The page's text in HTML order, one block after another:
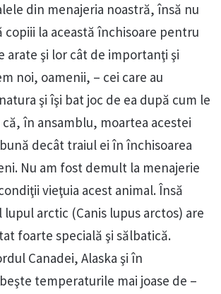
din menajeria noastră, însă nu
copiii la această închisoare pentru
arate şi lor cât de importanţi şi
noi, oamenii, – cei care au
şi îşi bat joc de ea după cum le
că, în ansamblu, moartea acestei
decât traiul ei în închisoarea
Nu am fost demult la menajerie
vieţuia acest animal. Însă
arctic (Canis lupus arctos) are
foarte specială şi sălbatică.
Canadei, Alaska şi în
temperaturile mai joase de –